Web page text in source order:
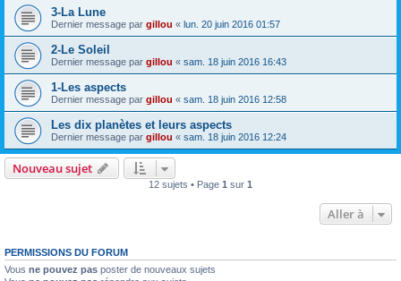
3-La Lune
Dernier message par gillou « lun. 20 juin 2016 01:57
2-Le Soleil
Dernier message par gillou « sam. 18 juin 2016 16:43
1-Les aspects
Dernier message par gillou « sam. 18 juin 2016 12:58
Les dix planètes et leurs aspects
Dernier message par gillou « sam. 18 juin 2016 12:24
Nouveau sujet
12 sujets • Page 1 sur 1
Aller à
PERMISSIONS DU FORUM
Vous ne pouvez pas poster de nouveaux sujets